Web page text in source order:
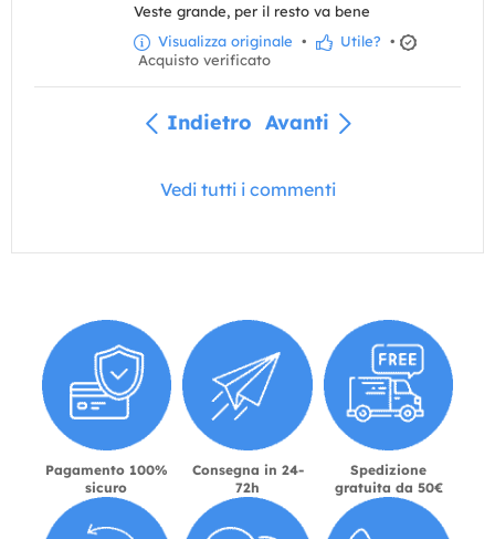
Veste grande, per il resto va bene
Visualizza originale • Utile? •
Acquisto verificato
Indietro Avanti
Vedi tutti i commenti
Pagamento 100%
sicuro
Consegna in 24-
72h
Spedizione
gratuita da 50€